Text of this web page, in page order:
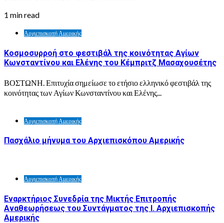
1 min read
Αρχιεπισκοπή Αμερικής
Κοσμοσυρροή στο φεστιβάλ της κοινότητας Αγίων
Κωνσταντίνου και Ελένης του Κέμπριτζ Μασαχουσέτης
ΒΟΣΤΩΝΗ. Επιτυχία σημείωσε το ετήσιο ελληνικό φεστιβάλ της
κοινότητας των Αγίων Κωνσταντίνου και Ελένης...
Αρχιεπισκοπή Αμερικής
Πασχάλιο μήνυμα του Αρχιεπισκόπου Αμερικής
Αρχιεπισκοπή Αμερικής
Εναρκτήριος Συνεδρία της Μικτής Επιτροπής
Αναθεωρήσεως του Συντάγματος της Ι. Αρχιεπισκοπής
Αμερικής